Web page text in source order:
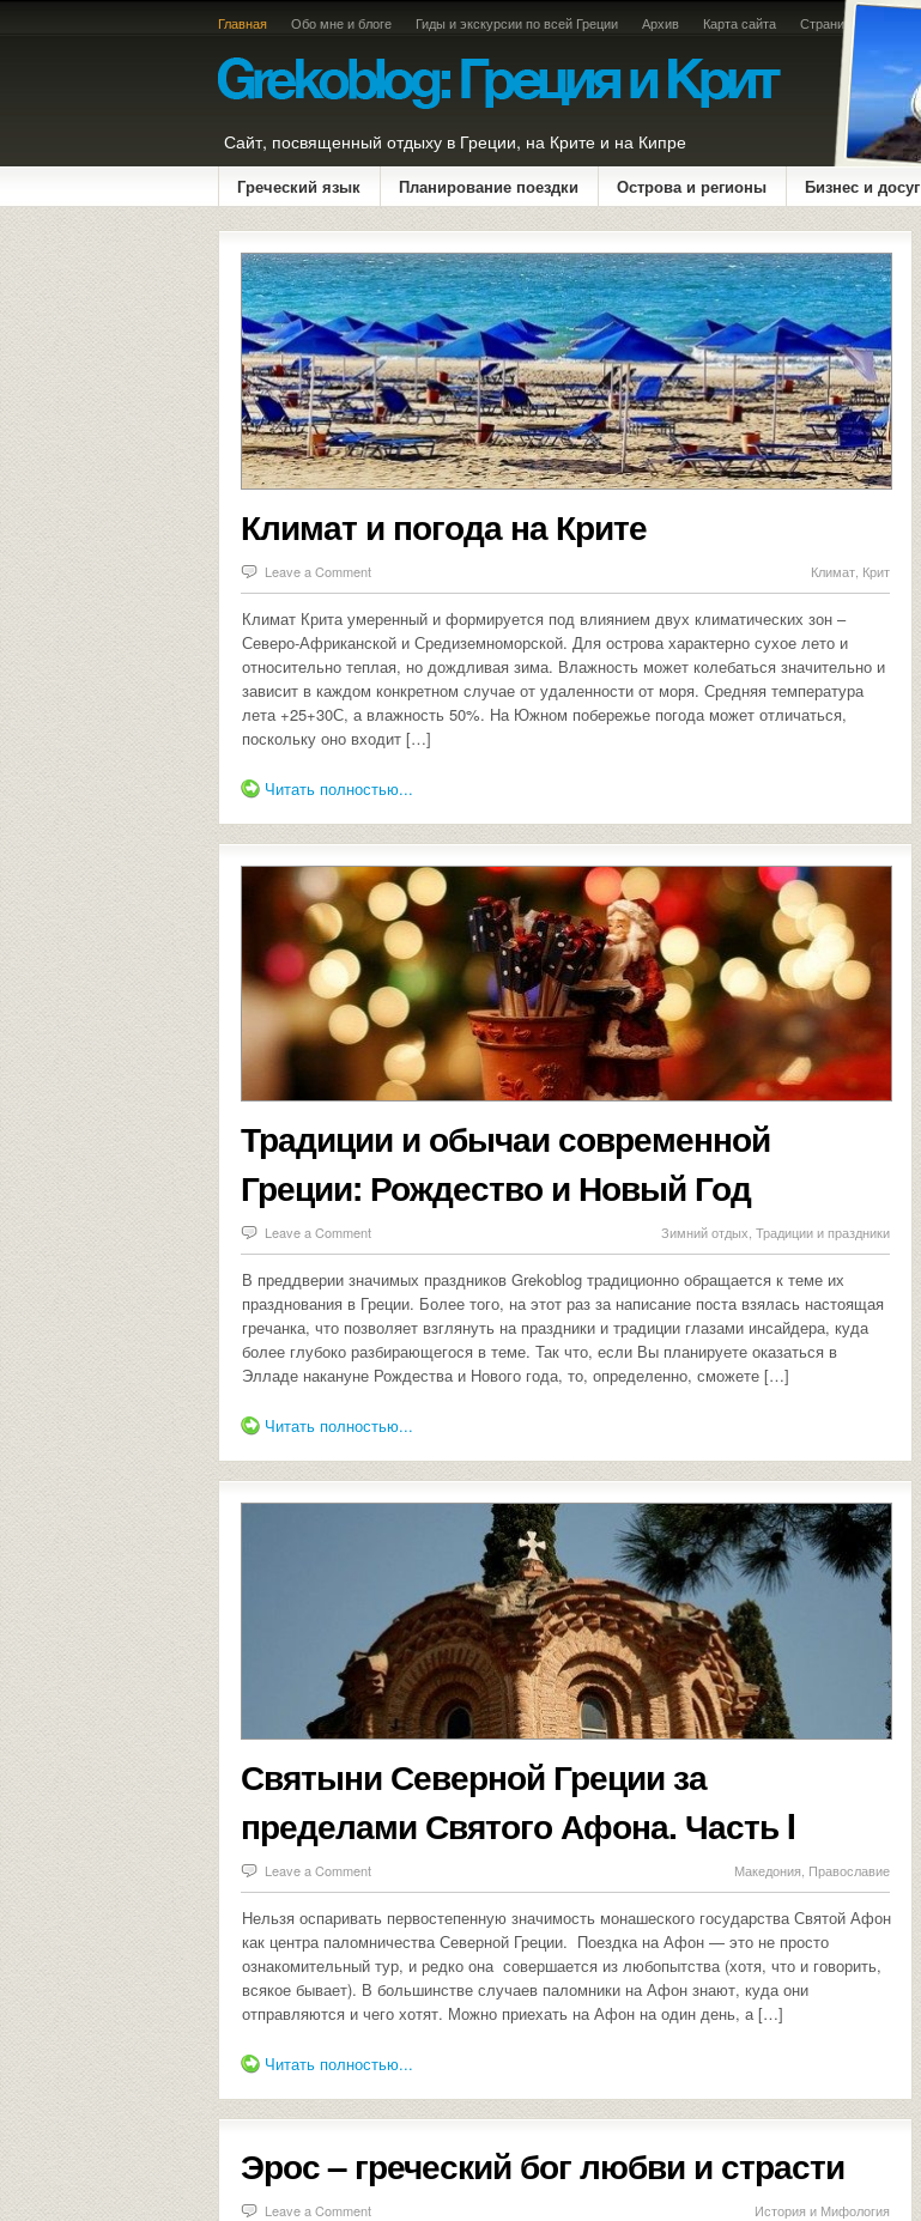
Главная Обо мне и блоге Гиды и экскурсии по всей Греции Архив Карта сайта Страница оплаты
Сайт, посвященный отдыху в Греции, на Крите и на Кипре
Греческий язык Планирование поездки Острова и регионы Бизнес и досуг
Климат и погода на Крите
Leave a Comment Климат Крит
Климат Крита умеренный и формируется под влиянием двух климатических зон –
Северо-Африканской и Средиземноморской. Для острова характерно сухое лето и
относительно теплая, но дождливая зима. Влажность может колебаться значительно и
зависит в каждом конкретном случае от удаленности от моря. Средняя температура
лета +25+30С, а влажность 50%. На Южном побережье погода может отличаться,
поскольку оно входит […]
Читать полностью...
Традиции и обычаи современной
Греции: Рождество и Новый Год
Leave a Comment Зимний отдых, Традиции и праздники
В преддверии значимых праздников Grekoblog традиционно обращается к теме их
празднования в Греции. Более того, на этот раз за написание поста взялась настоящая
гречанка, что позволяет взглянуть на праздники и традиции глазами инсайдера, куда
более глубоко разбирающегося в теме. Так что, если Вы планируете оказаться в
Элладе накануне Рождества и Нового года, то, определенно, сможете […]
Читать полностью...
Святыни Северной Греции за
пределами Святого Афона. Часть I
Leave a Comment Македония Православие
Нельзя оспаривать первостепенную значимость монашеского государства Святой Афон
как центра паломничества Северной Греции. Поездка на Афон — это не просто
ознакомительный тур, и редко она совершается из любопытства (хотя, что и говорить,
всякое бывает). В большинстве случаев паломники на Афон знают, куда они
отправляются и чего хотят. Можно приехать на Афон на один день, а […]
Читать полностью...
Эрос – греческий бог любви и страсти
Leave a Comment История и Мифология